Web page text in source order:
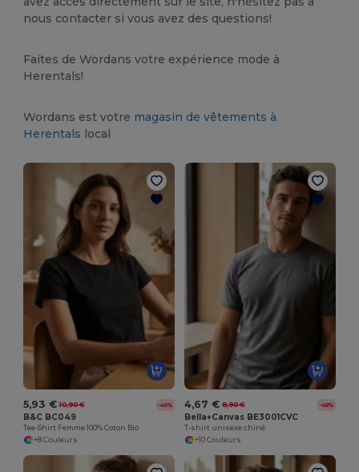
nous contacter si vous avez des questions!
Faites de Wordans votre expérience mode à
Herentals!
Wordans est votre magasin de vêtements à
Herentals local
5,93 € 10,90 € -46%
B&C BC049
Tee-Shirt Femme 100% Coton Bio
+8 Couleurs
4,67 € 8,90 € -48%
Bella+Canvas BE3001CVC
T-shirt unisexe chiné
+10 Couleurs